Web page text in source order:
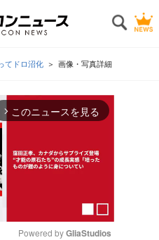
てドロ沼化 画像・写真詳細
arrow_forward_ios このニュースを見る
Powered by GliaStudios